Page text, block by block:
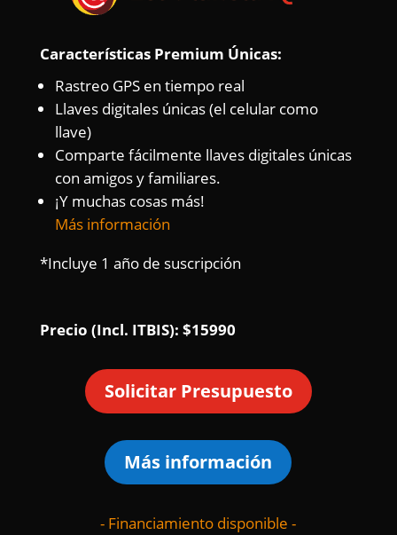
Características Premium Únicas:
Rastreo GPS en tiempo real
Llaves digitales únicas (el celular como
llave)
Comparte fácilmente llaves digitales únicas
con amigos y familiares.
¡Y muchas cosas más!
Más información
*Incluye 1 año de suscripción
Precio (Incl. ITBIS): $15990
Solicitar Presupuesto
Más información
- Financiamiento disponible -